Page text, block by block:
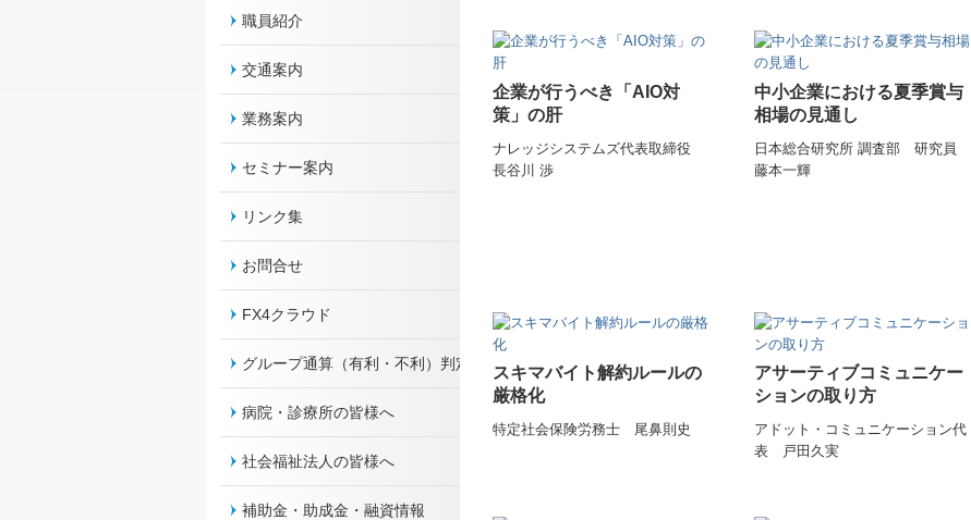
職員紹介
交通案内
業務案内
セミナー案内
リンク集
お問合せ
FX4クラウド
グループ通算（有利・不利）判定
病院・診療所の皆様へ
社会福祉法人の皆様へ
補助金・助成金・融資情報
企業が行うべき「AIO対
策」の肝
ナレッジシステムズ代表取締役
長谷川 渉
中小企業における夏季賞与
相場の見通し
日本総合研究所 調査部 研究員
藤本一輝
スキマバイト解約ルールの
厳格化
特定社会保険労務士 尾鼻則史
アサーティブコミュニケー
ションの取り方
アドット・コミュニケーション代
表 戸田久実